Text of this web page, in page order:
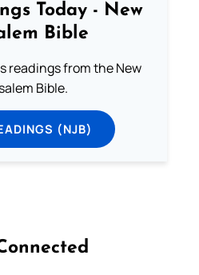
Today - New
Bible
readings from the New
Bible.
(NJB)